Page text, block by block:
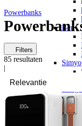
Ben
Simyo
Lebara
Powerbanks
Filters
85 resultaten
|